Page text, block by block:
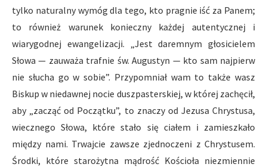
tylko naturalny wymóg dla tego, kto pragnie iść za Panem;
to również warunek konieczny każdej autentycznej i
wiarygodnej ewangelizacji. „Jest daremnym głosicielem
Słowa — zauważa trafnie św. Augustyn — kto sam najpierw
nie słucha go w sobie”. Przypomniał wam to także wasz
Biskup w niedawnej nocie duszpasterskiej, w której zachęcił,
aby „zacząć od Początku”, to znaczy od Jezusa Chrystusa,
wiecznego Słowa, które stało się ciałem i zamieszkało
między nami. Trwajcie zawsze zjednoczeni z Chrystusem.
Środki, które starożytna mądrość Kościoła niezmiennie